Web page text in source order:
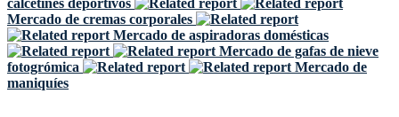
calcetines deportivos
Mercado de cremas corporales
Mercado de aspiradoras domésticas
Mercado de gafas de nieve
fotogrómica
Mercado de
maniquíes